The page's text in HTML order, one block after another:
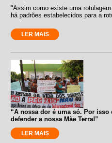
"Assim como existe uma
há padrões estabelecidos para a
LER MAIS
“A nossa dor é uma só. Por
defender a nossa Mãe Terra!”
LER MAIS